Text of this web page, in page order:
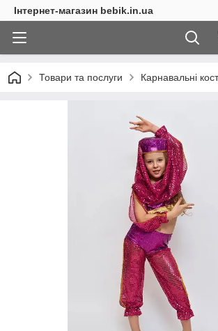
Інтернет-магазин bebik.in.ua
Товари та послуги Карнавальні